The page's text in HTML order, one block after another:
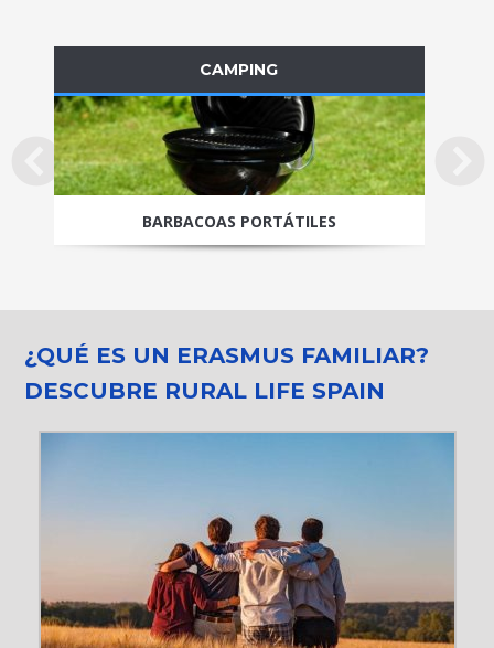
CAMPING
BARBACOAS PORTÁTILES
¿QUÉ ES UN ERASMUS FAMILIAR?
DESCUBRE RURAL LIFE SPAIN